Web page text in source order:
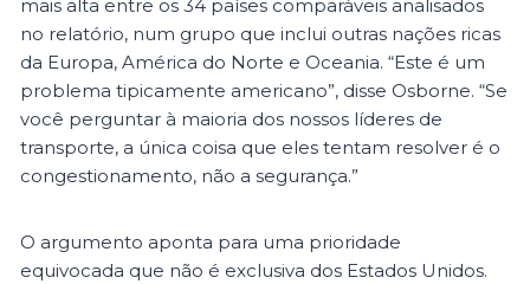
mais alta entre os 34 países comparáveis analisados
no relatório, num grupo que inclui outras nações ricas
da Europa, América do Norte e Oceania. “Este é um
problema tipicamente americano”, disse Osborne. “Se
você perguntar à maioria dos nossos líderes de
transporte, a única coisa que eles tentam resolver é o
congestionamento, não a segurança.”
O argumento aponta para uma prioridade
equivocada que não é exclusiva dos Estados Unidos.